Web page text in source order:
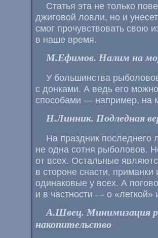
Статья эта не только
джиговой ловли, но и
смог прочувствовать свою
в наше время.
М.Ефимов. Налим на
У большинства
с донками. А ведь его
способами — например, на
Н.Линник. Подледная
На праздник последнего
не одна сотня рыболовов.
от всех. Остальные
в стороне снасти, приманки
одинаковые у всех. А
и в частности — о
А.Швец. Минимизация
накопительство